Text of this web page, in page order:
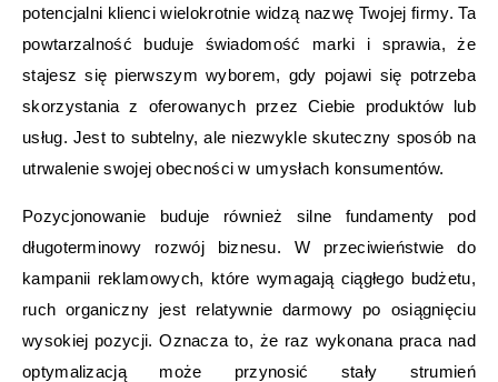
potencjalni klienci wielokrotnie widzą nazwę Twojej firmy. Ta
powtarzalność buduje świadomość marki i sprawia, że
stajesz się pierwszym wyborem, gdy pojawi się potrzeba
skorzystania z oferowanych przez Ciebie produktów lub
usług. Jest to subtelny, ale niezwykle skuteczny sposób na
utrwalenie swojej obecności w umysłach konsumentów.
Pozycjonowanie buduje również silne fundamenty pod
długoterminowy rozwój biznesu. W przeciwieństwie do
kampanii reklamowych, które wymagają ciągłego budżetu,
ruch organiczny jest relatywnie darmowy po osiągnięciu
wysokiej pozycji. Oznacza to, że raz wykonana praca nad
optymalizacją może przynosić stały strumień